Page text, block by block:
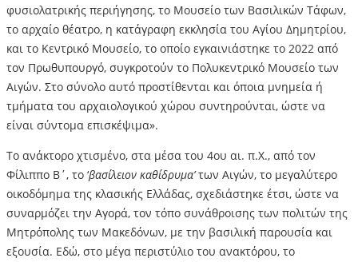
φυσιολατρικής περιήγησης, το Μουσείο των Βασιλικών Τάφων,
το αρχαίο θέατρο, η κατάγραφη εκκλησία του Αγίου Δημητρίου,
και το Κεντρικό Μουσείο, το οποίο εγκαινιάστηκε το 2022 από
τον Πρωθυπουργό, συγκροτούν το Πολυκεντρικό Μουσείο των
Αιγών. Στο σύνολο αυτό προστίθενται και όποια μνημεία ή
τμήματα του αρχαιολογικού χώρου συντηρούνται, ώστε να
είναι σύντομα επισκέψιμα».
Το ανάκτορο χτισμένο, στα μέσα του 4ου αι. π.Χ., από τον
Φίλιππο Β΄, το ‘βασίλειον καθίδρυμα’των Αιγών, το μεγαλύτερο
οικοδόμημα της κλασικής Ελλάδας, σχεδιάστηκε έτσι, ώστε να
συναρμόζει την Αγορά, τον τόπο συνάθροισης των πολιτών της
Μητρόπολης των Μακεδόνων, με την βασιλική παρουσία και
εξουσία. Εδώ, στο μέγα περιστύλιο του ανακτόρου, το